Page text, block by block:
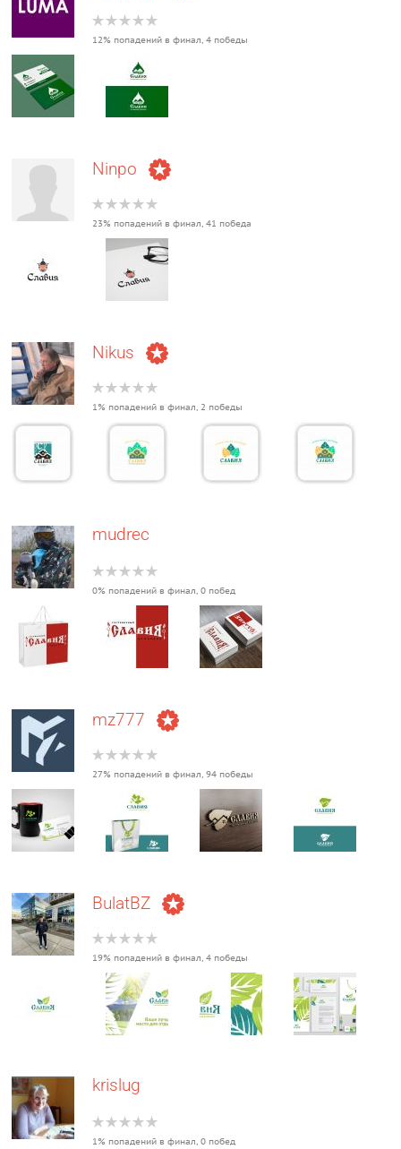
12% попадений в финал, 4 победы
Ninpo
23% попадений в финал, 41 победа
Nikus
1% попадений в финал, 2 победы
mudrec
0% попадений в финал, 0 побед
mz777
27% попадений в финал, 94 победы
BulatBZ
19% попадений в финал, 4 победы
krislug
1% попадений в финал, 0 побед